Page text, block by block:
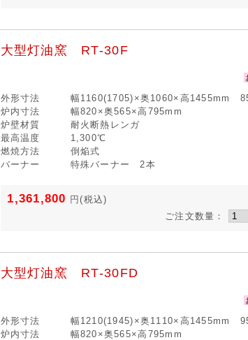
大型灯油窯 RT-30F
外形寸法
幅1160(1705)×奥1060×高1455mm
炉内寸法
幅820×奥565×高795mm
炉壁材質
耐火断熱レンガ
最高温度
1,300℃
燃焼方法
倒焔式
バーナー
特殊バーナー 2本
1,361,800 円(税込)
ご注文数量：
大型灯油窯 RT-30FD
外形寸法
幅1210(1945)×奥1110×高1455mm
炉内寸法
幅820×奥565×高795mm